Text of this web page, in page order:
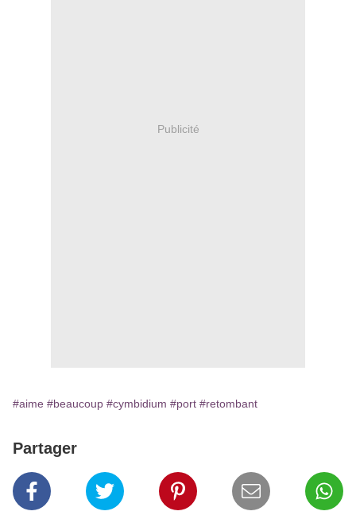
Publicité
#aime #beaucoup #cymbidium #port #retombant
Partager